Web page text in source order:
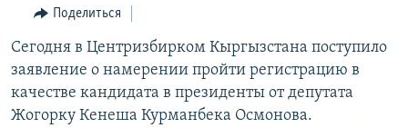
навигации
Вернутся
поиску
ТАДЖИКИСТАН
ҚАЗАҚША
КЫРГЫЗЧА
ТОҶИКӢ
Все сайты РСЕ/РС
Поделиться
Сегодня в Центризбирком Кыргызстана поступило
заявление о намерении пройти регистрацию в
качестве кандидата в президенты от депутата
Жогорку Кенеша Курманбека Осмонова.